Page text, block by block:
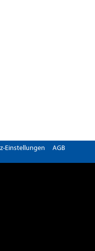
Einstellungen AGB